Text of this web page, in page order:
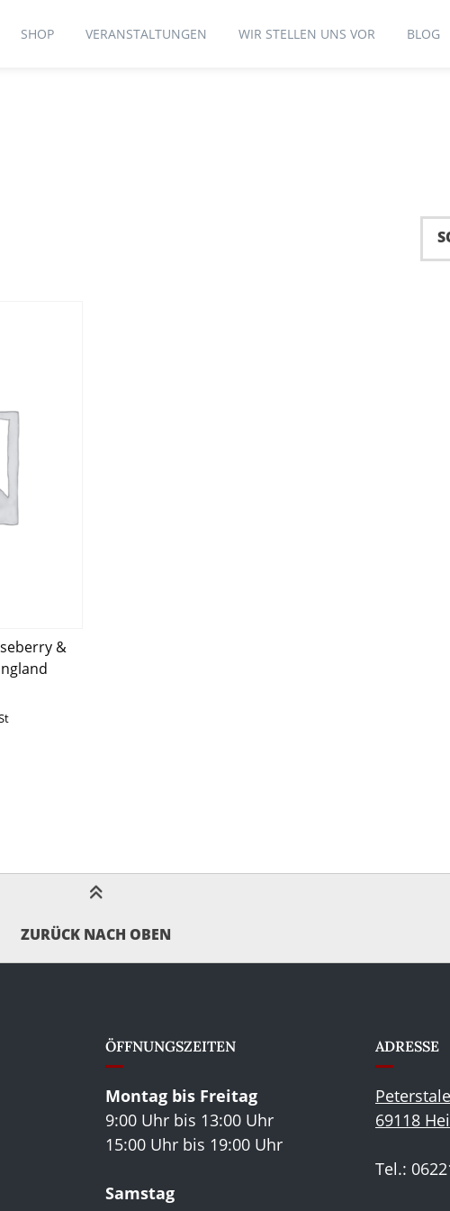
SHOP VERANSTALTUNGEN WIR STELLEN UNS VOR BLOG
&
ZURÜCK NACH OBEN
ÖFFNUNGSZEITEN
Montag bis Freitag
9:00 Uhr bis 13:00 Uhr
15:00 Uhr bis 19:00 Uhr
Samstag
ADRESSE
69118
Tel.: